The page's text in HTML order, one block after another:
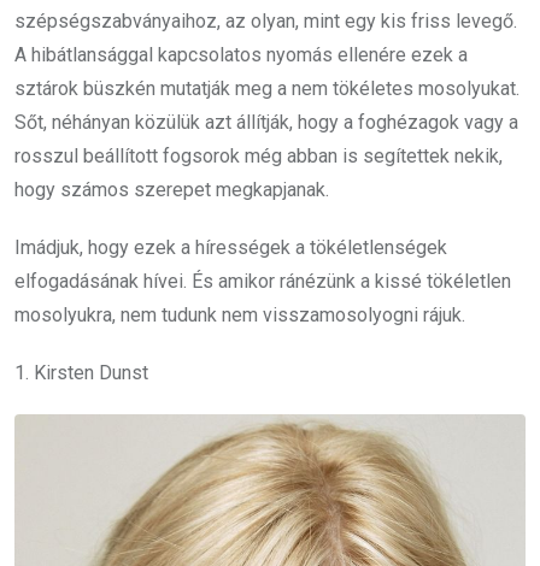
szépségszabványaihoz, az olyan, mint egy kis friss levegő.
A hibátlansággal kapcsolatos nyomás ellenére ezek a
sztárok büszkén mutatják meg a nem tökéletes mosolyukat.
Sőt, néhányan közülük azt állítják, hogy a foghézagok vagy a
rosszul beállított fogsorok még abban is segítettek nekik,
hogy számos szerepet megkapjanak.
Imádjuk, hogy ezek a hírességek a tökéletlenségek
elfogadásának hívei. És amikor ránézünk a kissé tökéletlen
mosolyukra, nem tudunk nem visszamosolyogni rájuk.
1. Kirsten Dunst